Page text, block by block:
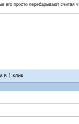
его просто перебарывают считая
в 1 клик!